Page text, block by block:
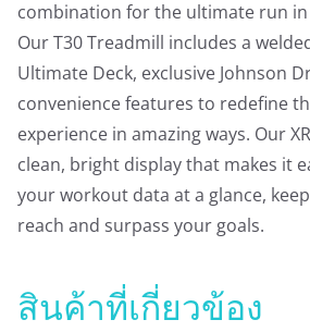
combination for the ultimate run
Our T30 Treadmill includes a
Ultimate Deck, exclusive Johnson
convenience features to redefine
experience in amazing ways. Our
clean, bright display that makes it
your workout data at a glance,
reach and surpass your goals.
สินค้าที่เกี่ยวข้อง